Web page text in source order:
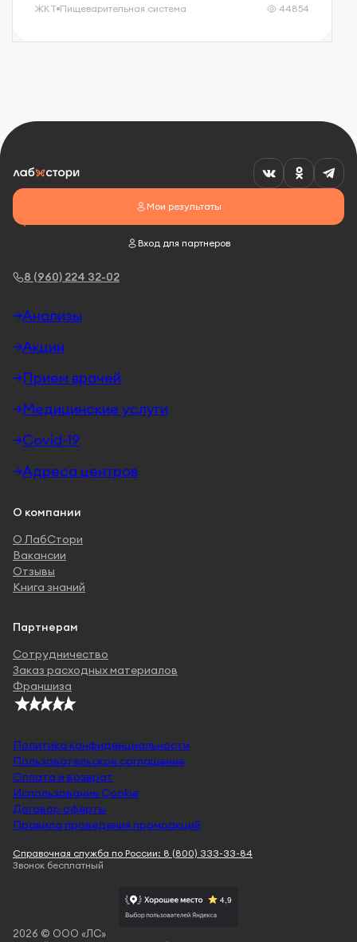
ЖКТ Пищеварительная система 44854
8 (960) 224 32-02
Мои результаты
Вход для партнеров
Анализы
Акции
Прием врачей
Медицинские услуги
Covid-19
Адреса центров
О компании
О ЛабСтори
Вакансии
Отзывы
Книга знаний
Партнерам
Сотрудничество
Заказ расходных материалов
Франшиза
Политика конфиденциальности
Пользовательское соглашение
Оплата и возврат
Использование Cookie
Договор оферты
Правила проведения промоакций
2026 © ООО «ЛС»
Справочная служба по России: 8 (800) 333-33-84
Звонок бесплатный